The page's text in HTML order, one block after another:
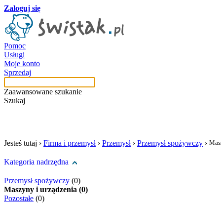
Zaloguj się
Pomoc
Usługi
Moje konto
Sprzedaj
Zaawansowane szukanie
Szukaj
Jesteś tutaj › Firma i przemysł› Przemysł› Przemysł spożywczy ›
Kategoria nadrzędna
Przemysł spożywczy (0)
Maszyny i urządzenia (0)
Pozostałe (0)